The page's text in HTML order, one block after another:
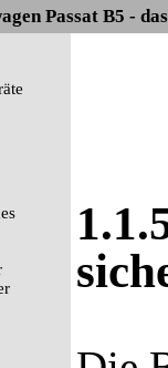
Passat B5 -